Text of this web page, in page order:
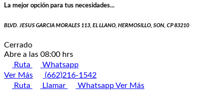
La mejor opción para tus necesidades...
BLVD. JESUS GARCIA MORALES 113, EL LLANO, HERMOSILLO, SON, CP 83210
Cerrado
Abre a las 08:00 hrs
Ruta
Whatsapp
Ver Más
(662)216-1542
Ruta
Llamar WhatsappVer Más